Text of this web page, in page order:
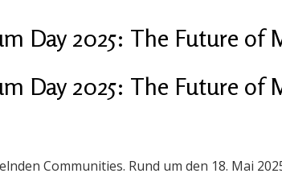
Day 2025: The Future of
Day 2025: The Future of
Communities. Rund um den 18. Mai